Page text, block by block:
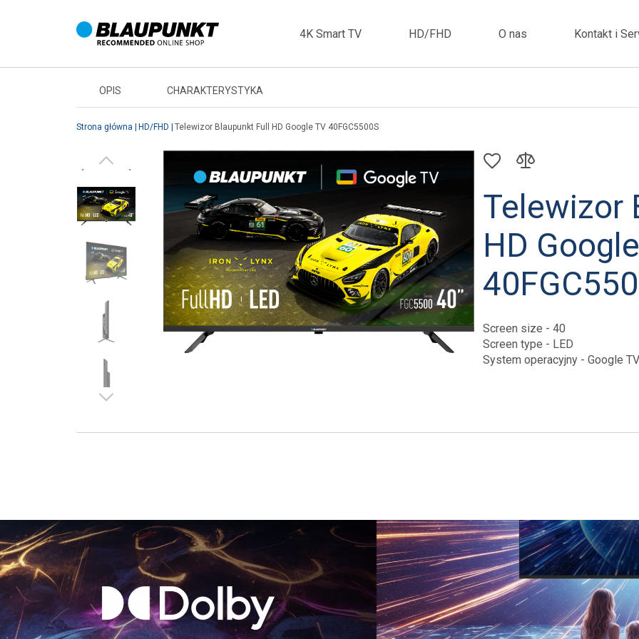
4K Smart TV HD/FHD O nas Kontakt i
OPIS CHARAKTERYSTYKA
Strona główna HD/FHD Telewizor Blaupunkt Full HD Google TV 40FGC5500S
Strona główna
Strona główna
Telewizor
HD
Screen size - 40
Screen type - LED
System operacyjny - Google TV